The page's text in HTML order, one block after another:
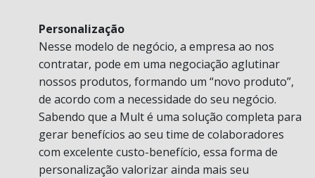
Personalização
Nesse modelo de negócio, a empresa ao nos
contratar, pode em uma negociação aglutinar
nossos produtos, formando um “novo produto”,
de acordo com a necessidade do seu negócio.
Sabendo que a Mult é uma solução completa para
gerar benefícios ao seu time de colaboradores
com excelente custo-benefício, essa forma de
personalização valorizar ainda mais seu